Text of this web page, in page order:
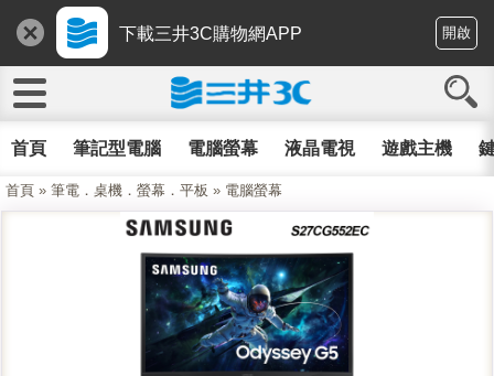
下載三井3C購物網APP 開啟
首頁 筆記型電腦 電腦螢幕 液晶電視 遊戲主機
首頁 » 筆電．桌機．螢幕．平板 » 電腦螢幕